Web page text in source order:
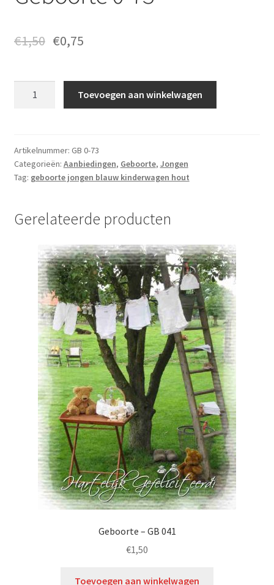
€1,50 €0,75
Toevoegen aan winkelwagen
Artikelnummer: GB 0-73
Categorieën: Aanbiedingen, Geboorte, Jongen
Tag: geboorte jongen blauw kinderwagen hout
Gerelateerde producten
Geboorte – GB 041
€1,50
Toevoegen aan winkelwagen